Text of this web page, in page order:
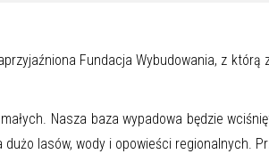
Fundacja Wybudowania, z którą
Nasza baza wypadowa będzie
lasów, wody i opowieści regionalnych.